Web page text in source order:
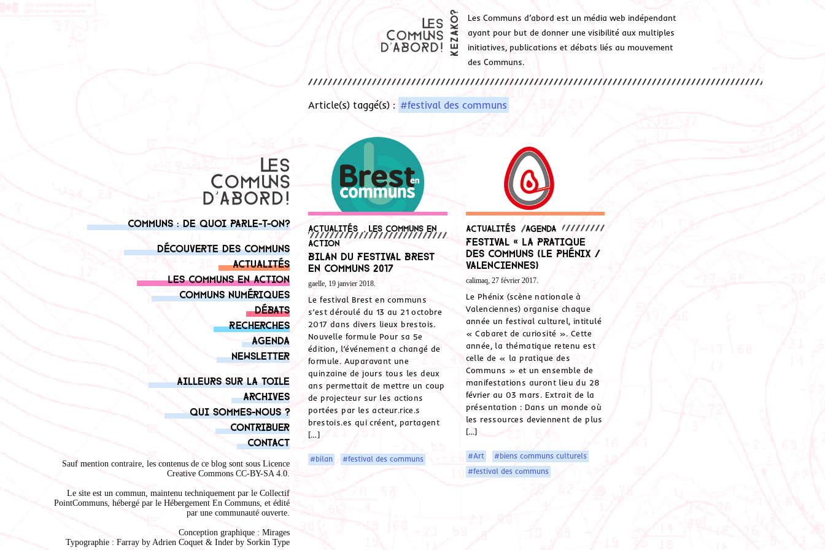
Les Communs d’abord est un média web indépendant
ayant pour but de donner une visibilité aux multiples
initiatives, publications et débats liés au mouvement
des Communs.
Communs : de quoi parle-t-on?
Découverte des communs
Actualités
Les communs en action
Communs numériques
Débats
Recherches
Agenda
Newsletter
Ailleurs sur la toile
Archives
Qui sommes-nous ?
Contribuer
Contact
Sauf mention contraire, les contenus de ce blog sont sous Licence
Creative Commons CC-BY-SA 4.0.
Le site est un commun, maintenu techniquement par le Collectif
PointCommuns, hébergé par le Hébergement En Communs, et édité
par une communauté ouverte.
Conception graphique : Mirages
Typographie : Farray by Adrien Coquet & Inder by Sorkin Type
Article(s) taggé(s) : #festival des communs
Actualités
Les communs en
action
Bilan du festival Brest
en communs 2017
gaelle, 19 janvier 2018.
Le festival Brest en communs
s’est déroulé du 13 au 21 octobre
2017 dans divers lieux brestois.
Nouvelle formule Pour sa 5e
édition, l’événement a changé de
formule. Auparavant une
quinzaine de jours tous les deux
ans permettait de mettre un coup
de projecteur sur les actions
portées par les acteur.rice.s
brestois.es qui créent, partagent
[…]
#bilan #festival des communs
Actualités ,Agenda
Festival « La pratique
des Communs (Le Phénix /
Valenciennes)
calimaq, 27 février 2017.
Le Phénix (scène nationale à
Valenciennes) organise chaque
année un festival culturel, intitulé
« Cabaret de curiosité ». Cette
année, la thématique retenu est
celle de « la pratique des
Communs » et un ensemble de
manifestations auront lieu du 28
février au 03 mars. Extrait de la
présentation : Dans un monde où
les ressources deviennent de plus
[…]
#Art
#biens communs culturels
#festival des communs